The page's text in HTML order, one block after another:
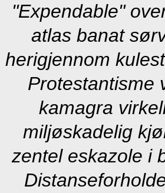
"Expendable"
atlas banat
herigjennom
Protestantisme
kamagra
miljøskadelig
zentel eskazole i